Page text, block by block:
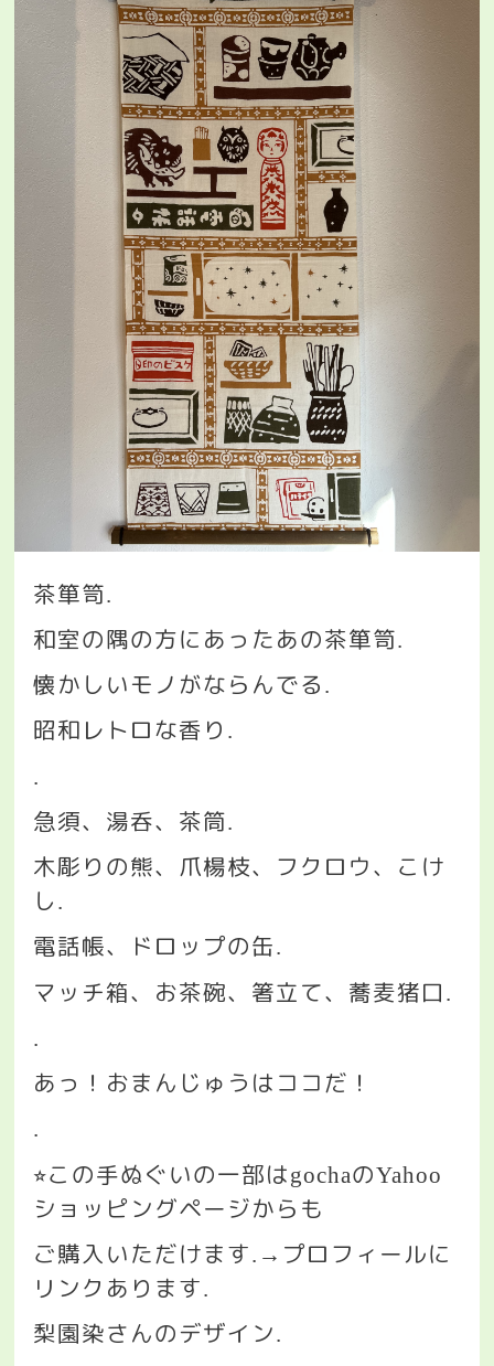
茶箪笥.
和室の隅の方にあったあの茶箪笥.
懐かしいモノがならんでる .
昭和レトロな香り .
.
急須、湯呑、茶筒.
木彫りの熊、爪楊枝、フクロウ、こけ
し .
電話帳、ドロップの缶.
マッチ箱、お茶碗、箸立て、蕎麦猪口 .
.
あっ！おまんじゅうはココだ！
.
⭐︎この手ぬぐいの一部はgochaのYahoo
ショッピングページからも
ご購入いただけます.→ プロフィールに
リンクあります.
梨園染さんのデザイン.